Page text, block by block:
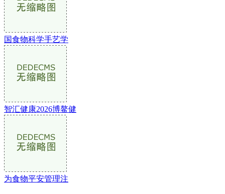
国食物科学手艺学
智汇健康2026博鳌健
为食物平安管理注